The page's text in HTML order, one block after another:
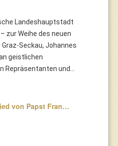
Landeshauptstadt
zur Weihe des neuen
Seckau, Johannes
geistlichen
Repräsentanten und...
von Papst Fran…